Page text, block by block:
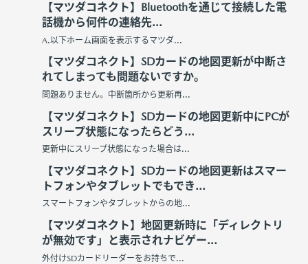
【マツダコネクト】Bluetoothを通じて接続した電
話機から何件の連絡先...
A.以下ホーム画面を表示するマツダ...
【マツダコネクト】SDカードの地図更新が中断さ
れてしまっても問題ないですか。
問題ありません。中断箇所から更新再...
【マツダコネクト】SDカードの地図更新中にPCが
スリープ状態になったらどう...
更新中にスリープ状態になった場合は...
【マツダコネクト】SDカードの地図更新はスマー
トフォンやタブレットでもでき...
スマートフォンやタブレットからの地...
【マツダコネクト】地図更新時に「ディレクトリ
が無効です」と表示されナビゲー...
外付けSDカードリーダーをお持ちで...